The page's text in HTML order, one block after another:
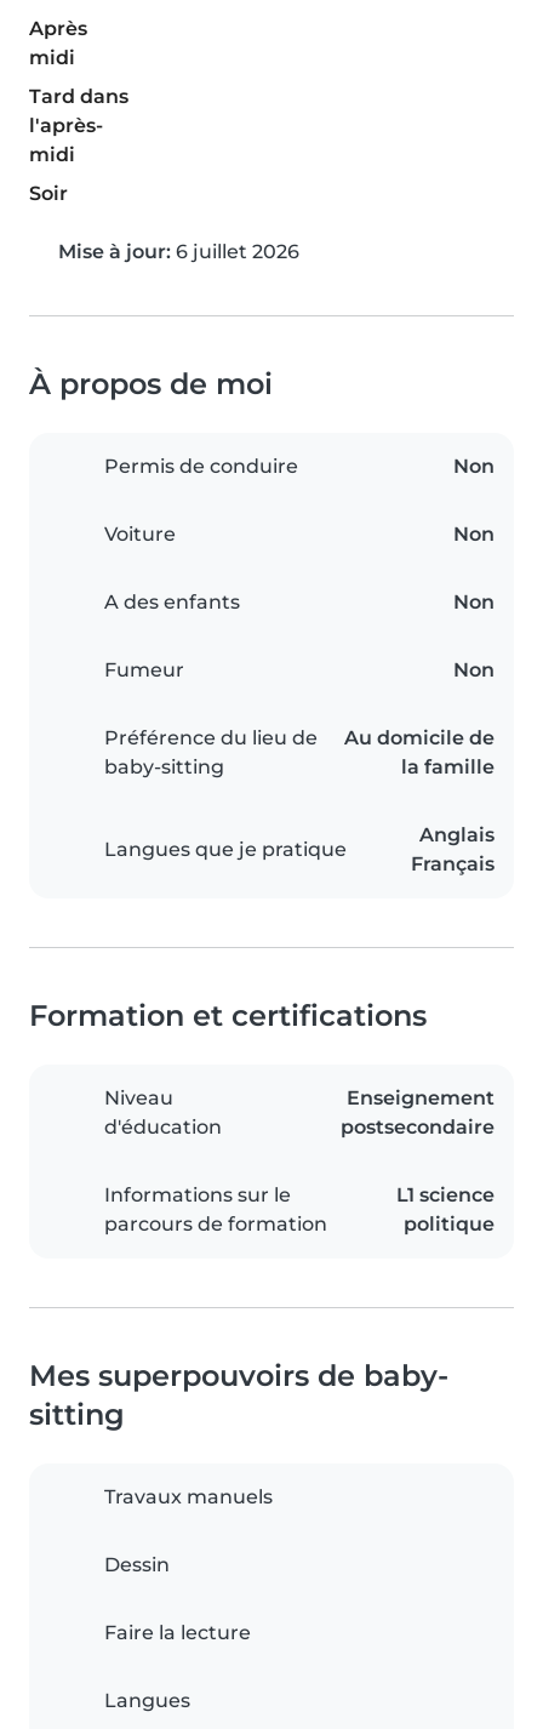
Après
midi
Tard dans
l'après-
midi
Soir
Mise à jour: 6 juillet 2026
À propos de moi
Permis de conduire Non
Voiture Non
A des enfants Non
Fumeur Non
Préférence du lieu de
baby-sitting
Au domicile de
la famille
Langues que je pratique
Anglais
Français
Formation et certifications
Niveau
d'éducation
Enseignement
postsecondaire
Informations sur le
parcours de formation
L1 science
politique
Mes superpouvoirs de baby-
sitting
Travaux manuels
Dessin
Faire la lecture
Langues